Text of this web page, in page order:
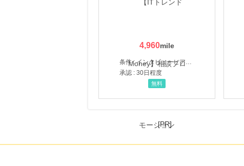
4,960
条件 : インタビューヒアリング完了
承認 : 30日程度
無料
[PR]